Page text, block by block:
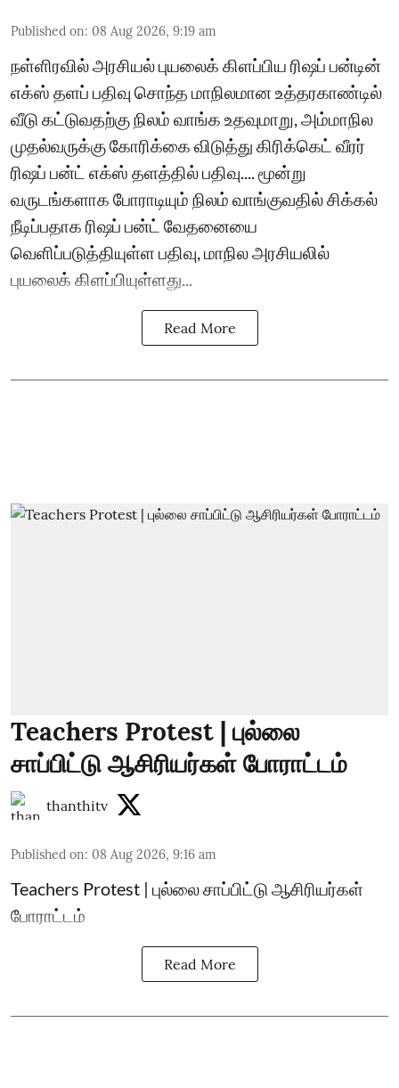
Published on: 08 Aug 2026, 9:19 am
நள்ளிரவில் அரசியல் புயலைக் கிளப்பிய ரிஷப் பன்டின்
எக்ஸ் தளப் பதிவு சொந்த மாநிலமான உத்தரகாண்டில்
வீடு கட்டுவதற்கு நிலம் வாங்க உதவுமாறு, அம்மாநில
முதல்வருக்கு கோரிக்கை விடுத்து கிரிக்கெட் வீரர்
ரிஷப் பன்ட் எக்ஸ் தளத்தில் பதிவு.... மூன்று
வருடங்களாக போராடியும் நிலம் வாங்குவதில் சிக்கல்
நீடிப்பதாக ரிஷப் பன்ட் வேதனையை
வெளிப்படுத்தியுள்ள பதிவு, மாநில அரசியலில்
புயலைக் கிளப்பியுள்ளது...
Read More
Teachers Protest | புல்லை
சாப்பிட்டு ஆசிரியர்கள் போராட்டம்
thanthitv
Published on: 08 Aug 2026, 9:16 am
Teachers Protest | புல்லை சாப்பிட்டு ஆசிரியர்கள்
போராட்டம்
Read More